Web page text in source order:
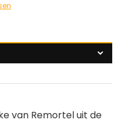
van Remortel uit de